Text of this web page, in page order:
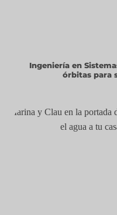
Ingeniería en
órbitas para